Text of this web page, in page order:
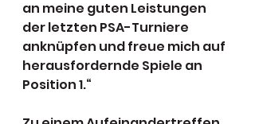
an meine guten Leistungen
der letzten PSA-Turniere
anknüpfen und freue mich auf
herausfordernde Spiele an
Position 1.“